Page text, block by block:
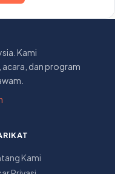
Kami
dan program
Kami